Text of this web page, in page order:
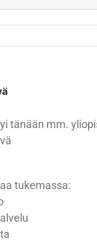
tänään mm.
tukemassa: